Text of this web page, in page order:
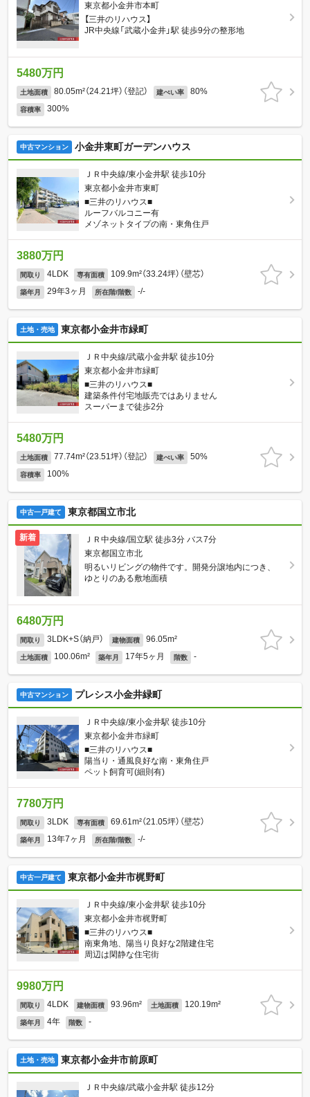
東京都小金井市本町
【三井のリハウス】
JR中央線「武蔵小金井」駅 徒歩9分の整形地
5480万円
土地面積 80.05m²（24.21坪）（登記） 建ぺい率 80%
容積率 300%
中古マンション 小金井東町ガーデンハウス
ＪＲ中央線/東小金井駅 徒歩10分
東京都小金井市東町
■三井のリハウス■
ルーフバルコニー有
メゾネットタイプの南・東角住戸
3880万円
間取り 4LDK 専有面積 109.9m²（33.24坪）（壁芯）
築年月 29年3ヶ月 所在階/階数 -/-
土地・売地 東京都小金井市緑町
ＪＲ中央線/武蔵小金井駅 徒歩10分
東京都小金井市緑町
■三井のリハウス■
建築条件付宅地販売ではありません
スーパーまで徒歩2分
5480万円
土地面積 77.74m²（23.51坪）（登記） 建ぺい率 50%
容積率 100%
中古一戸建て 東京都国立市北
新着
ＪＲ中央線/国立駅 徒歩3分 バス7分
東京都国立市北
明るいリビングの物件です。開発分譲地内につき、
ゆとりのある敷地面積
6480万円
間取り 3LDK+S（納戸） 建物面積 96.05m²
土地面積 100.06m² 築年月 17年5ヶ月 階数 -
中古マンション プレシス小金井緑町
ＪＲ中央線/東小金井駅 徒歩10分
東京都小金井市緑町
■三井のリハウス■
陽当り・通風良好な南・東角住戸
ペット飼育可(細則有)
7780万円
間取り 3LDK 専有面積 69.61m²（21.05坪）（壁芯）
築年月 13年7ヶ月 所在階/階数 -/-
中古一戸建て 東京都小金井市梶野町
ＪＲ中央線/東小金井駅 徒歩10分
東京都小金井市梶野町
■三井のリハウス■
南東角地、陽当り良好な2階建住宅
周辺は閑静な住宅街
9980万円
間取り 4LDK 建物面積 93.96m² 土地面積 120.19m²
築年月 4年 階数 -
土地・売地 東京都小金井市前原町
ＪＲ中央線/武蔵小金井駅 徒歩12分